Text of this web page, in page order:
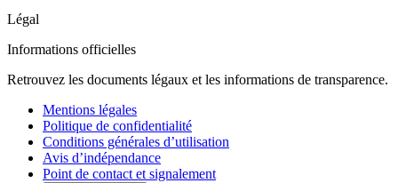
Légal
Informations officielles
Retrouvez les documents légaux et les informations de transparence.
Mentions légales
Politique de confidentialité
Conditions générales d’utilisation
Avis d’indépendance
Point de contact et signalement